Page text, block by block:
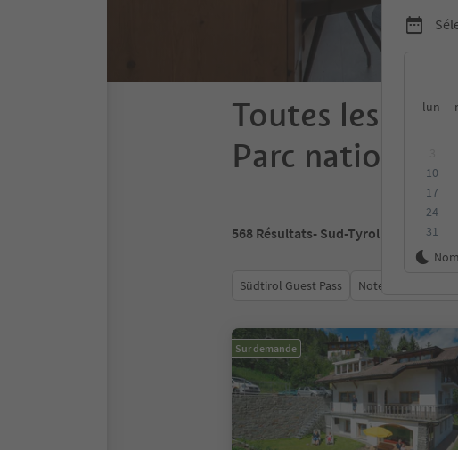
lun
10
17
24
31
Toutes les
Parc national
568 Résultats- Sud-Tyrol
Südtirol Guest Pass Note moyenne
Sur demande